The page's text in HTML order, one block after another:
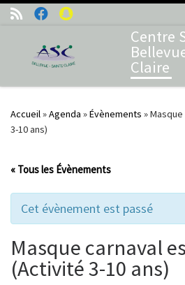
Skip to content
Centre
Claire
Accueil»Agenda »Évènements »
3-10 ans)
« Tous les Évènements
Cet évènement est passé
Masque carnaval
(Activité 3-10 ans)